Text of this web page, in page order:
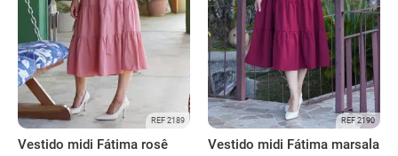
REF 2189
Vestido midi Fátima rosê
REF 2190
Vestido midi Fátima marsala